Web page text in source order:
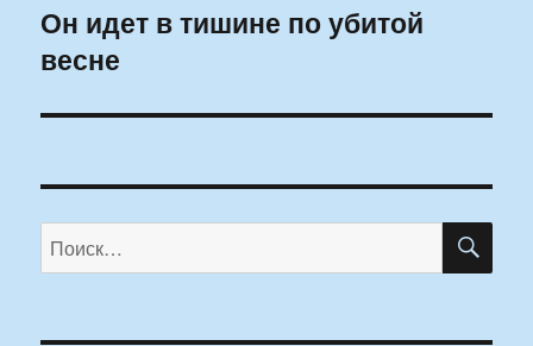
Следующая
запись:
Он идет в тишине по убитой
весне
Искать: